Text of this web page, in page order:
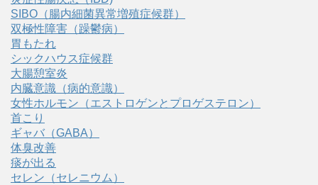
SIBO（腸内細菌異常増殖症候群）
双極性障害（躁鬱病）
胃もたれ
シックハウス症候群
大腸憩室炎
内臓意識（病的意識）
女性ホルモン（エストロゲンとプロゲステロン）
首こり
ギャバ（GABA）
体臭改善
痰が出る
セレン（セレニウム）